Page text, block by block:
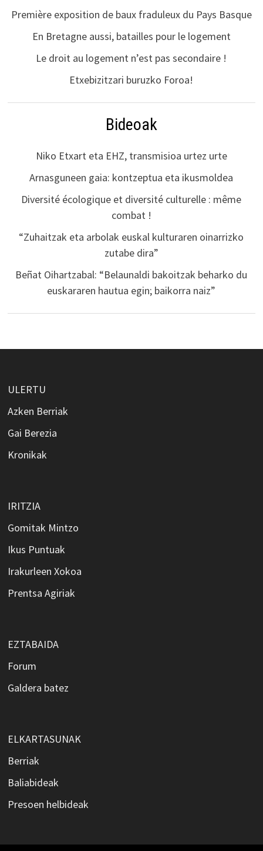
Première exposition de baux fraduleux du Pays Basque
En Bretagne aussi, batailles pour le logement
Le droit au logement n’est pas secondaire !
Etxebizitzari buruzko Foroa!
Bideoak
Niko Etxart eta EHZ, transmisioa urtez urte
Arnasguneen gaia: kontzeptua eta ikusmoldea
Diversité écologique et diversité culturelle : même
combat !
“Zuhaitzak eta arbolak euskal kulturaren oinarrizko
zutabe dira”
Beñat Oihartzabal: “Belaunaldi bakoitzak beharko du
euskararen hautua egin; baikorra naiz”
ULERTU
Azken Berriak
Gai Berezia
Kronikak
IRITZIA
Gomitak Mintzo
Ikus Puntuak
Irakurleen Xokoa
Prentsa Agiriak
EZTABAIDA
Forum
Galdera batez
ELKARTASUNAK
Berriak
Baliabideak
Presoen helbideak